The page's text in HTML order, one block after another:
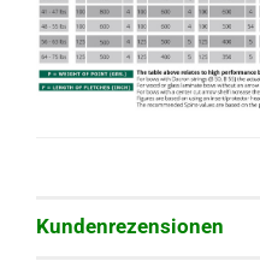
Kundenrezensionen